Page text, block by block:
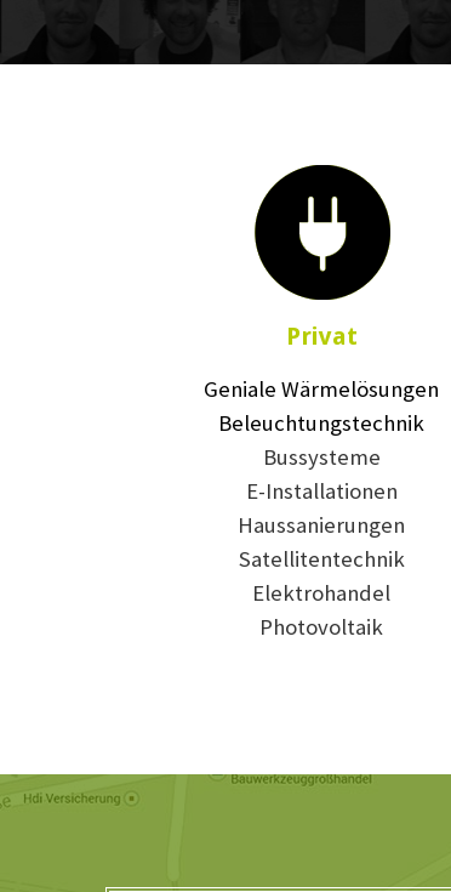
Privat
Geniale Wärmelösungen
Beleuchtungstechnik
Bussysteme
E-Installationen
Haussanierungen
Satellitentechnik
Elektrohandel
Photovoltaik